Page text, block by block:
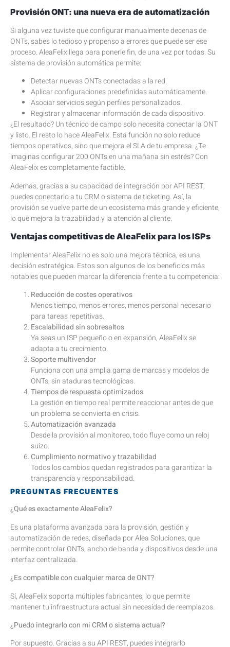
Provisión ONT: una nueva era de automatización
Si alguna vez tuviste que configurar manualmente decenas de
ONTs, sabes lo tedioso y propenso a errores que puede ser ese
proceso. AleaFelix llega para ponerle fin, de una vez por todas. Su
sistema de provisión automática permite:
Detectar nuevas ONTs conectadas a la red.
Aplicar configuraciones predefinidas automáticamente.
Asociar servicios según perfiles personalizados.
Registrar y almacenar información de cada dispositivo.
¿El resultado? Un técnico de campo solo necesita conectar la ONT
y listo. El resto lo hace AleaFelix. Esta función no solo reduce
tiempos operativos, sino que mejora el SLA de tu empresa. ¿Te
imaginas configurar 200 ONTs en una mañana sin estrés? Con
AleaFelix es completamente factible.
Además, gracias a su capacidad de integración por API REST,
puedes conectarlo a tu CRM o sistema de ticketing. Así, la
provisión se vuelve parte de un ecosistema más grande y eficiente,
lo que mejora la trazabilidad y la atención al cliente.
Ventajas competitivas de AleaFelix para los ISPs
Implementar AleaFelix no es solo una mejora técnica, es una
decisión estratégica. Estos son algunos de los beneficios más
notables que pueden marcar la diferencia frente a tu competencia:
Reducción de costes operativos
Menos tiempo, menos errores, menos personal necesario
para tareas repetitivas.
Escalabilidad sin sobresaltos
Ya seas un ISP pequeño o en expansión, AleaFelix se
adapta a tu crecimiento.
Soporte multivendor
Funciona con una amplia gama de marcas y modelos de
ONTs, sin ataduras tecnológicas.
Tiempos de respuesta optimizados
La gestión en tiempo real permite reaccionar antes de que
un problema se convierta en crisis.
Automatización avanzada
Desde la provisión al monitoreo, todo fluye como un reloj
suizo.
Cumplimiento normativo y trazabilidad
Todos los cambios quedan registrados para garantizar la
transparencia y responsabilidad.
PREGUNTAS FRECUENTES
¿Qué es exactamente AleaFelix?
Es una plataforma avanzada para la provisión, gestión y
automatización de redes, diseñada por Alea Soluciones, que
permite controlar ONTs, ancho de banda y dispositivos desde una
interfaz centralizada.
¿Es compatible con cualquier marca de ONT?
Sí, AleaFelix soporta múltiples fabricantes, lo que permite
mantener tu infraestructura actual sin necesidad de reemplazos.
¿Puedo integrarlo con mi CRM o sistema actual?
Por supuesto. Gracias a su API REST, puedes integrarlo